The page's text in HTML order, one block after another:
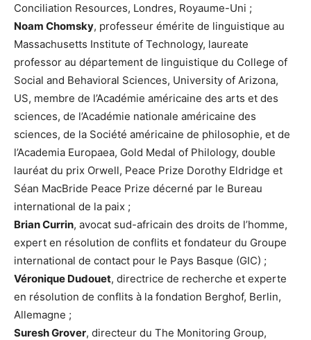
Conciliation Resources, Londres, Royaume-Uni ;
Noam Chomsky, professeur émérite de linguistique au
Massachusetts Institute of Technology, laureate
professor au département de linguistique du College of
Social and Behavioral Sciences, University of Arizona,
US, membre de l’Académie américaine des arts et des
sciences, de l’Académie nationale américaine des
sciences, de la Société américaine de philosophie, et de
l’Academia Europaea, Gold Medal of Philology, double
lauréat du prix Orwell, Peace Prize Dorothy Eldridge et
Séan MacBride Peace Prize décerné par le Bureau
international de la paix ;
Brian Currin, avocat sud-africain des droits de l’homme,
expert en résolution de conflits et fondateur du Groupe
international de contact pour le Pays Basque (GIC) ;
Véronique Dudouet, directrice de recherche et experte
en résolution de conflits à la fondation Berghof, Berlin,
Allemagne ;
Suresh Grover, directeur du The Monitoring Group,